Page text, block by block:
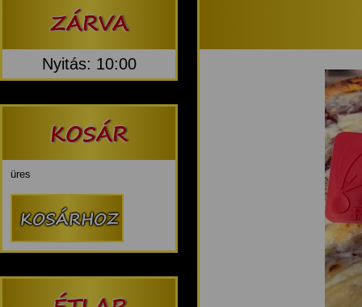
ZÁRVA
Nyitás: 10:00
KOSÁR
üres